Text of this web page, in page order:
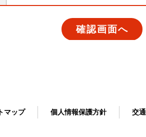
マップ 個人情報保護方針 交通